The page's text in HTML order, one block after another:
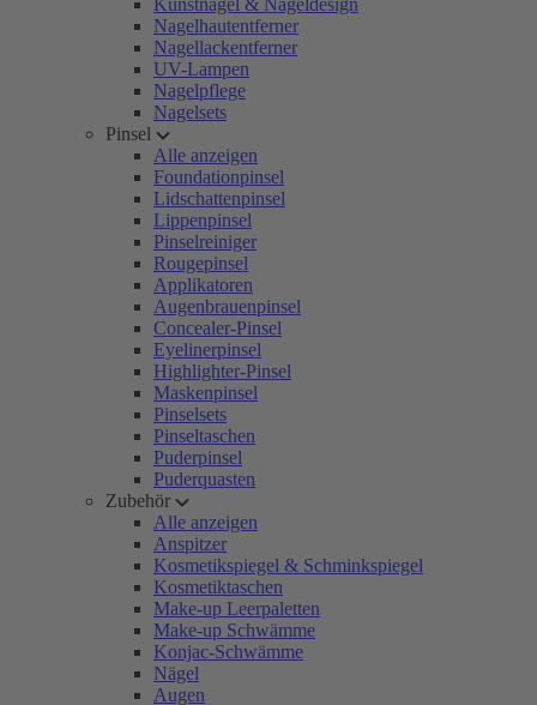
Kunstnägel & Nageldesign
Nagelhautentferner
Nagellackentferner
UV-Lampen
Nagelpflege
Nagelsets
Pinsel
Alle anzeigen
Foundationpinsel
Lidschattenpinsel
Lippenpinsel
Pinselreiniger
Rougepinsel
Applikatoren
Augenbrauenpinsel
Concealer-Pinsel
Eyelinerpinsel
Highlighter-Pinsel
Maskenpinsel
Pinselsets
Pinseltaschen
Puderpinsel
Puderquasten
Zubehör
Alle anzeigen
Anspitzer
Kosmetikspiegel & Schminkspiegel
Kosmetiktaschen
Make-up Leerpaletten
Make-up Schwämme
Konjac-Schwämme
Nägel
Augen